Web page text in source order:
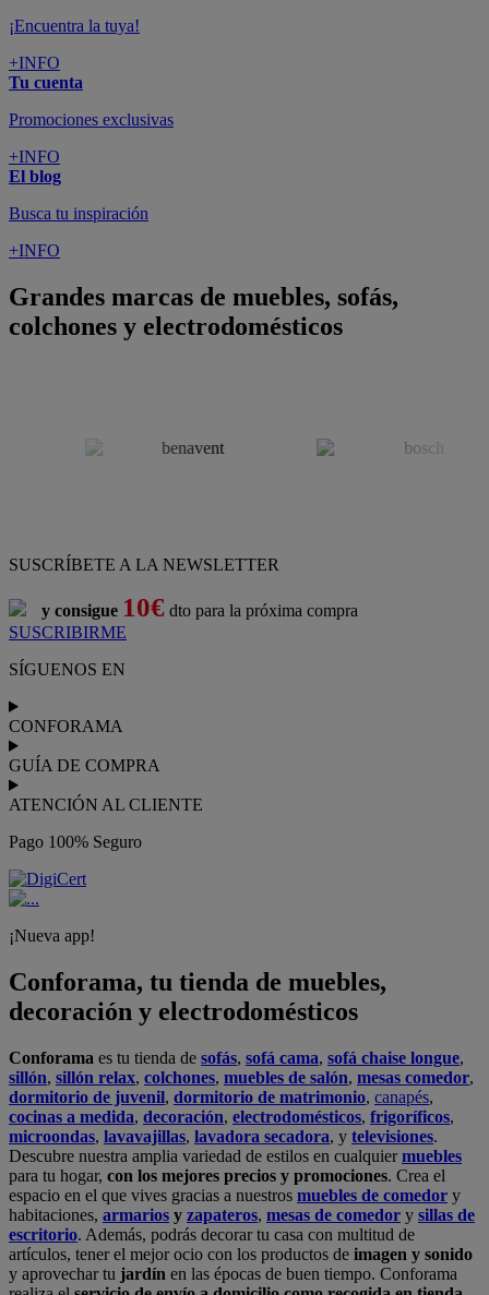
¡Encuentra la tuya!
+INFO
Tu cuenta
Promociones exclusivas
+INFO
El blog
Busca tu inspiración
+INFO
Grandes marcas de muebles, sofás,
colchones y electrodomésticos
SUSCRÍBETE A LA NEWSLETTER
y consigue 10€ dto para la próxima compra
SUSCRIBIRME
SÍGUENOS EN
CONFORAMA
GUÍA DE COMPRA
ATENCIÓN AL CLIENTE
Pago 100% Seguro
¡Nueva app!
Conforama, tu tienda de muebles,
decoración y electrodomésticos
Conforama es tu tienda de sofás, sofá cama, sofá chaise longue,
sillón, sillón relax, colchones, muebles de salón, mesas comedor,
dormitorio de juvenil, dormitorio de matrimonio, canapés,
cocinas a medida, decoración, electrodomésticos, frigoríficos,
microondas, lavavajillas, lavadora secadora, y televisiones.
Descubre nuestra amplia variedad de estilos en cualquiermuebles
para tu hogar, con los mejores precios y promociones. Crea el
espacio en el que vives gracias a nuestros muebles de comedor y
habitaciones, armarios y zapateros, mesas de comedor y sillas de
escritorio. Además, podrás decorar tu casa con multitud de
artículos, tener el mejor ocio con los productos de imagen y sonido
y aprovechar tu jardín en las épocas de buen tiempo. Conforama